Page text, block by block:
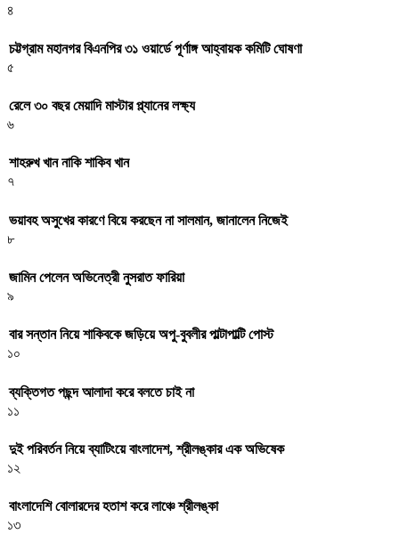
৪
চট্টগ্রাম মহানগর বিএনপির ৩১ ওয়ার্ডে পূর্ণাঙ্গ আহ্বায়ক কমিটি ঘোষণা
৫
রেলে ৩০ বছর মেয়াদি মাস্টার প্ল্যানের লক্ষ্য
৬
শাহরুখ খান নাকি শাকিব খান
৭
ভয়াবহ অসুখের কারণে বিয়ে করছেন না সালমান, জানালেন নিজেই
৮
জামিন পেলেন অভিনেত্রী নুসরাত ফারিয়া
৯
বার সন্তান নিয়ে শাকিবকে জড়িয়ে অপু-বুবলীর পাল্টাপাল্টি পোস্ট
১০
ব্যক্তিগত পছন্দ আলাদা করে বলতে চাই না
১১
দুই পরিবর্তন নিয়ে ব্যাটিংয়ে বাংলাদেশ, শ্রীলঙ্কার এক অভিষেক
১২
বাংলাদেশি বোলারদের হতাশ করে লাঞ্চে শ্রীলঙ্কা
১৩